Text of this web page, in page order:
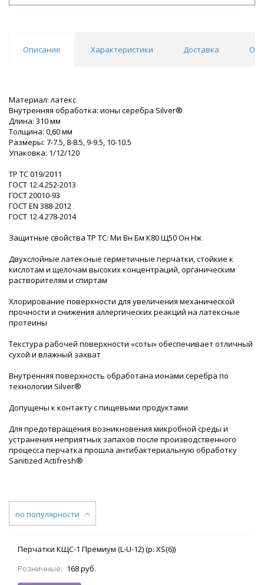
Описание Характеристики Доставка
Материал: латекс
Внутренняя обработка: ионы серебра Silver®
Длина: 310 мм
Толщина: 0,60 мм
Размеры: 7-7.5, 8-8.5, 9-9.5, 10-10.5
Упаковка: 1/12/120
ТР ТС 019/2011
ГОСТ 12.4.252-2013
ГОСТ 20010-93
ГОСТ ЕN 388-2012
ГОСТ 12.4.278-2014
Защитные свойства ТР ТС: Ми Вн Бм К80 Щ50 Он Нж
Двухслойные латексные герметичные перчатки, стойкие к
кислотам и щелочам высоких концентраций, органическим
растворителям и спиртам
Хлорирование поверхности для увеличения механической
прочности и снижения аллергических реакций на латексные
протеины
Текстура рабочей поверхности «соты» обеспечивает отличный
сухой и влажный захват
Внутренняя поверхность обработана ионами серебра по
технологии Silver®
Допущены к контакту с пищевыми продуктами
Для предотвращения возникновения микробной среды и
устранения неприятных запахов после производственного
процесса перчатка прошла антибактериальную обработку
Sanitized Actifresh®
по популярности
Перчатки КЩС-1 Премиум (L-U-12) (р. XS(6))
Розничные: 168 руб.